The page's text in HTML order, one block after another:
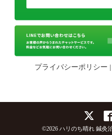
プライバシーポリシー |
©2026 ハリのち晴れ 鍼灸